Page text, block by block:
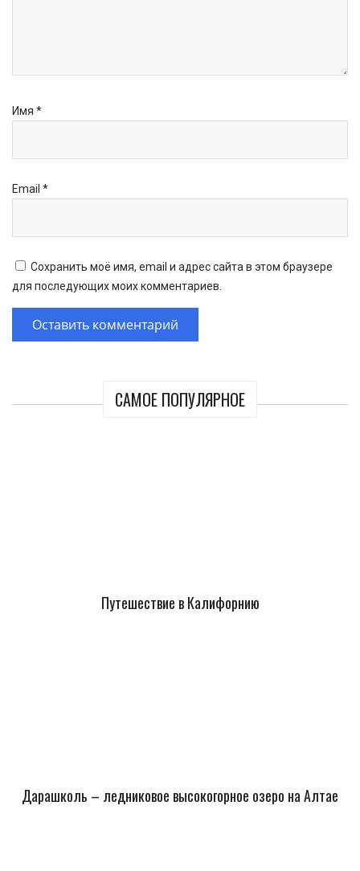
САМОЕ ПОПУЛЯРНОЕ
Путешествие в Калифорнию
Дарашколь – ледниковое высокогорное озеро на Алтае
Имя *
Email *
Сохранить моё имя, email и адрес сайта в этом браузере
для последующих моих комментариев.